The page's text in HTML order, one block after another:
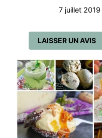
7 juillet 2019
LAISSER UN AVIS